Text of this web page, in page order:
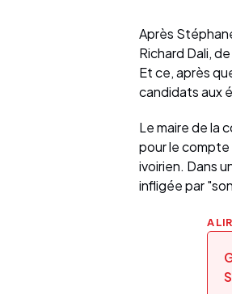
Après
Richard Dali,
Et ce, après
candidats aux
Le maire de la
pour le compte
ivoirien. Dans
infligée par
A